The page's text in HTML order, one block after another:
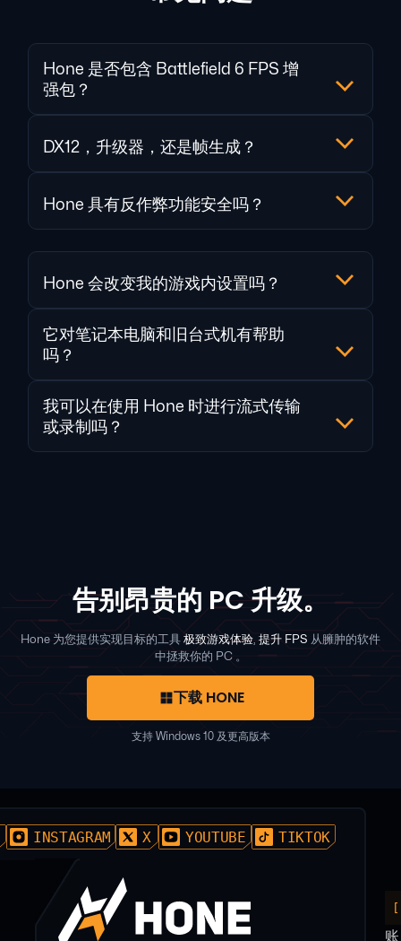
Hone 是否包含 Battlefield 6 FPS 增
强包？
DX12，升级器，还是帧生成？
Hone 具有反作弊功能安全吗？
Hone 会改变我的游戏内设置吗？
它对笔记本电脑和旧台式机有帮助
吗？
我可以在使用 Hone 时进行流式传输
或录制吗？
告别昂贵的 PC 升级。
Hone 为您提供实现目标的工具 极致游戏体验, 提升 FPS 从臃肿的软件
中拯救你的 PC 。
下载 HONE
支持 Windows 10 及更高版本
INSTAGRAM X YOUTUBE TIKTOK